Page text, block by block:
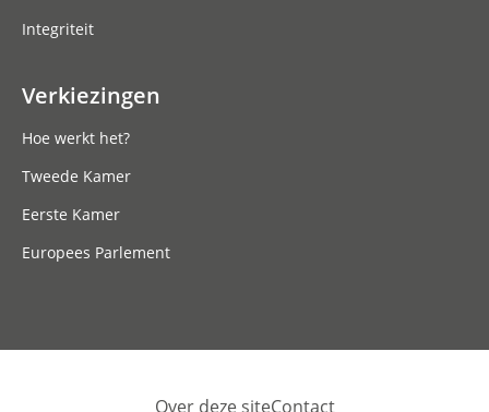
Integriteit
Verkiezingen
Hoe werkt het?
Tweede Kamer
Eerste Kamer
Europees Parlement
Over deze siteContact